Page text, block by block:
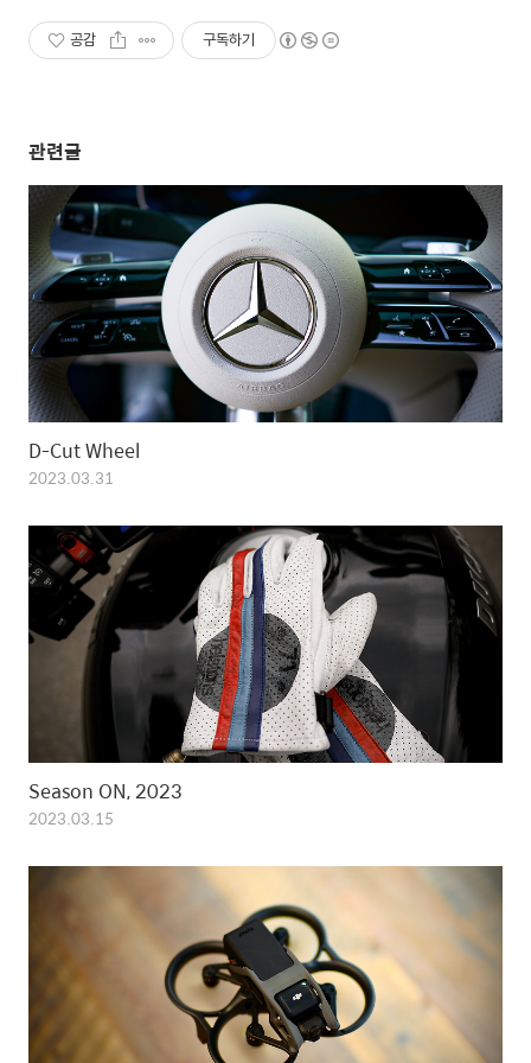
공감 구독하기
관련글
D-Cut Wheel
2023.03.31
Season ON, 2023
2023.03.15